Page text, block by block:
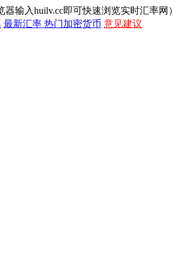
器输入huilv.cc即可快速浏览实时汇率网）
最新汇率 热门加密货币 意见建议